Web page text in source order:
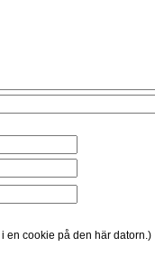
en cookie på den här datorn.)